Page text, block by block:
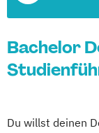
Bachelor
Du willst deinen